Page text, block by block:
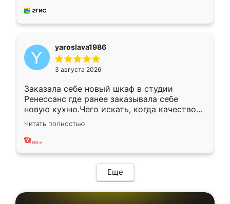
мебель за качественную работу!
yaroslava1986
3 августа 2026
Заказала себе новый шкаф в студии
Ренессанс где ранее заказывала себе
новую кухню.Чего искать, когда качеством
вполне довольна. Служит кухня уже почти
два года, нареканий нет.
Читать полностью
Еще